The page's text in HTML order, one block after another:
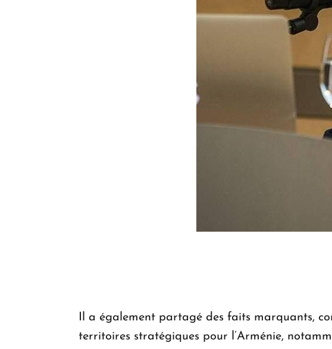
Il a également partagé des faits marquants,
territoires stratégiques pour l’Arménie,